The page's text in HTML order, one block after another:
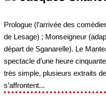
Prologue (l’arrivée des
de Lesage) ; Monseigneur
départ de Sganarelle). Le
spectacle d’une heure
très simple, plusieurs extraits
s’affrontent...